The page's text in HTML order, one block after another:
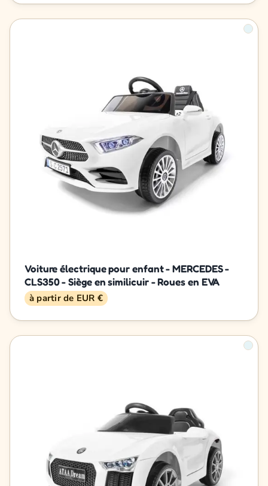
Voiture électrique pour enfant - MERCEDES -
CLS350 - Siège en similicuir - Roues en EVA
à partir de EUR €